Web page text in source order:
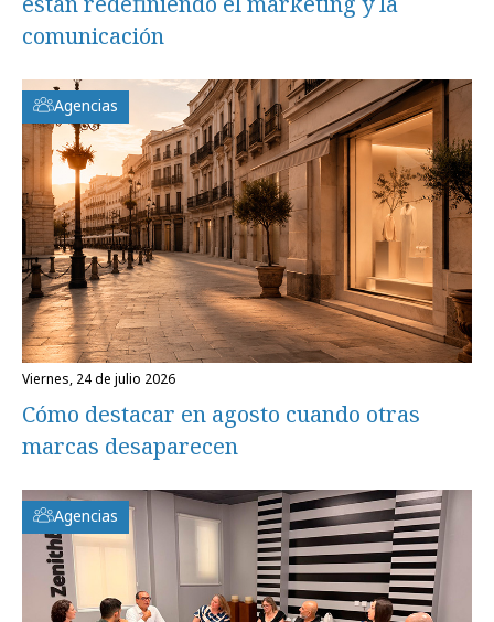
comunicación
Agencias
viernes, 24 de julio 2026
Cómo destacar en agosto cuando otras
marcas desaparecen
Agencias